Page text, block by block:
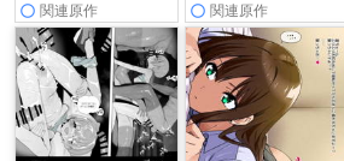
関連原作 関連原作